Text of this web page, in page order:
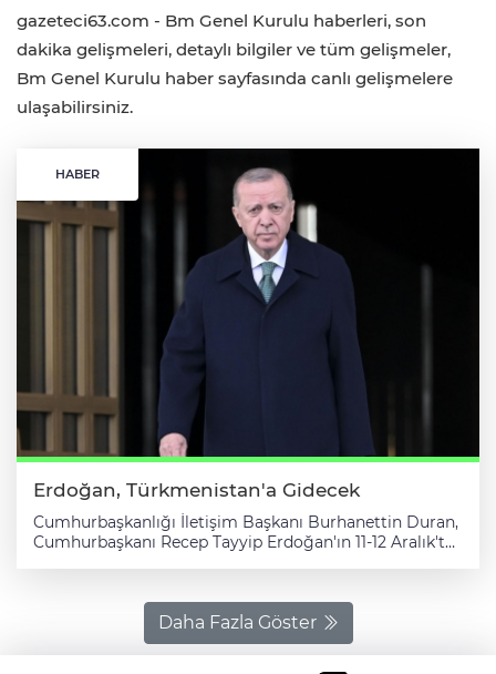
gazeteci63.com - Bm Genel Kurulu haberleri, son
dakika gelişmeleri, detaylı bilgiler ve tüm gelişmeler,
Bm Genel Kurulu haber sayfasında canlı gelişmelere
ulaşabilirsiniz.
HABER
Erdoğan, Türkmenistan'a Gidecek
Cumhurbaşkanlığı İletişim Başkanı Burhanettin Duran,
Cumhurbaşkanı Recep Tayyip Erdoğan'ın 11-12 Aralık'ta
ziyaret kapsamında, Türkmenistan’ın daimi tarafsızlık
statüsünün 30. yıl dönümü ve 2025 yılının BM Genel
Kurulu kararıyla "Uluslararası Barış ve Güven Yılı" ilan
Daha Fazla Göster